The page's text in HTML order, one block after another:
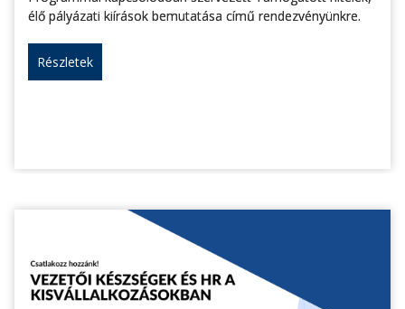
élő pályázati kiírások bemutatása című rendezvényünkre.
Részletek